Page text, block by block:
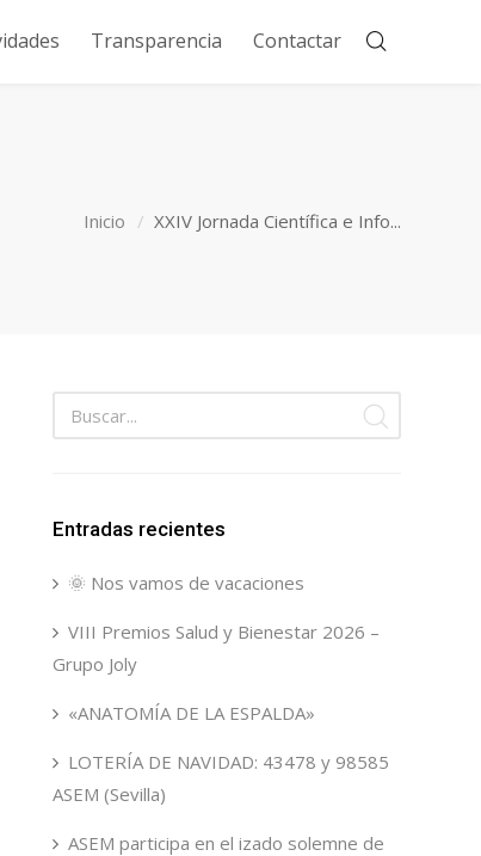
Transparencia Contactar
Inicio XXIV Jornada Científica e Info...
Entradas recientes
🌞 Nos vamos de vacaciones
VIII Premios Salud y Bienestar 2026 –
Grupo Joly
«ANATOMÍA DE LA ESPALDA»
LOTERÍA DE NAVIDAD: 43478 y 98585
ASEM (Sevilla)
ASEM participa en el izado solemne de